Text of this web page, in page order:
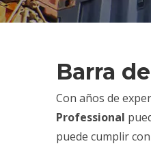
Barra
Con años de
Professional
puede cumplir